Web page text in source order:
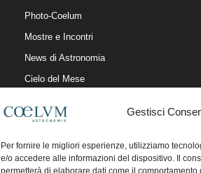
Gestisci
Per fornire le migliori esperienze, utilizziamo
e/o accedere alle informazioni del dispositivo. Il
permetterà di elaborare dati come il
Photo-Coelum
Mostre e Incontri
News di Astronomia
Cielo del Mese
Articoli e Risorse On-Line
Il Blog della Redazione